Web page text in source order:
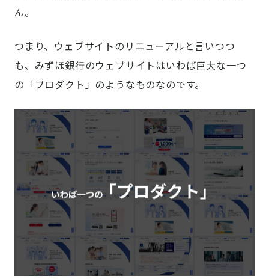
ん。
つまり、ウェブサイトのリニューアルと言いつつ
も、みずほ銀行のウェブサイトはいわば巨大な一つ
の「プロダクト」のようなものなのです。